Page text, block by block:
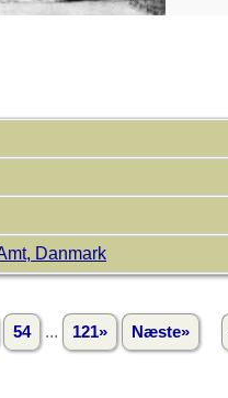
Danmark
54 ... 121» Næste»